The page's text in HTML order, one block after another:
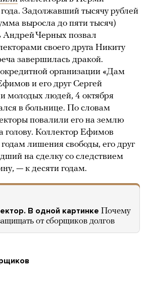
Задолжавший тысячу рублей
выросла до пяти тысяч)
Черных позвал
своего друга Никиту
завершилась дракой.
организации «Дам
и его друг Сергей
молодых людей, 4 октября
в больнице. По словам
повалили его на землю
голову. Коллектор Ефимов
лишения свободы, его друг
на сделку со следствием
— к десяти годам.
В одной картинке Почему
от сборщиков долгов